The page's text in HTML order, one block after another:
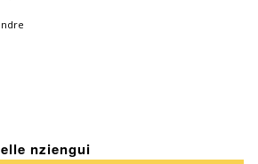
nziengui